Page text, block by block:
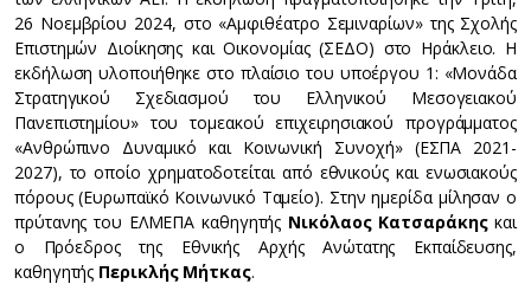
26 Νοεμβρίου 2024, στο «Αμφιθέατρο Σεμιναρίων» της Σχολής
Επιστημών Διοίκησης και Οικονομίας (ΣΕΔΟ) στο Ηράκλειο. Η
εκδήλωση υλοποιήθηκε στο πλαίσιο του υποέργου 1: «Μονάδα
Στρατηγικού Σχεδιασμού του Ελληνικού Μεσογειακού
Πανεπιστημίου» του τομεακού επιχειρησιακού προγράμματος
«Ανθρώπινο Δυναμικό και Κοινωνική Συνοχή» (ΕΣΠΑ 2021-
2027), το οποίο χρηματοδοτείται από εθνικούς και ενωσιακούς
πόρους (Ευρωπαϊκό Κοινωνικό Ταμείο). Στην ημερίδα μίλησαν ο
πρύτανης του ΕΛΜΕΠΑ καθηγητής Νικόλαος Κατσαράκηςκαι
ο Πρόεδρος της Εθνικής Αρχής Ανώτατης Εκπαίδευσης,
καθηγητής Περικλής Μήτκας.